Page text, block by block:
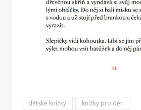
dětské knížky knížky pro děti